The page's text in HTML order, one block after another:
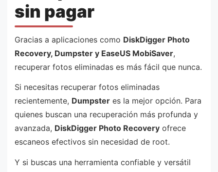
sin pagar
Gracias a aplicaciones como DiskDigger Photo
Recovery, Dumpster y EaseUS MobiSaver,
recuperar fotos eliminadas es más fácil que nunca.
Si necesitas recuperar fotos eliminadas
recientemente, Dumpster es la mejor opción. Para
quienes buscan una recuperación más profunda y
avanzada, DiskDigger Photo Recovery ofrece
escaneos efectivos sin necesidad de root.
Y si buscas una herramienta confiable y versátil